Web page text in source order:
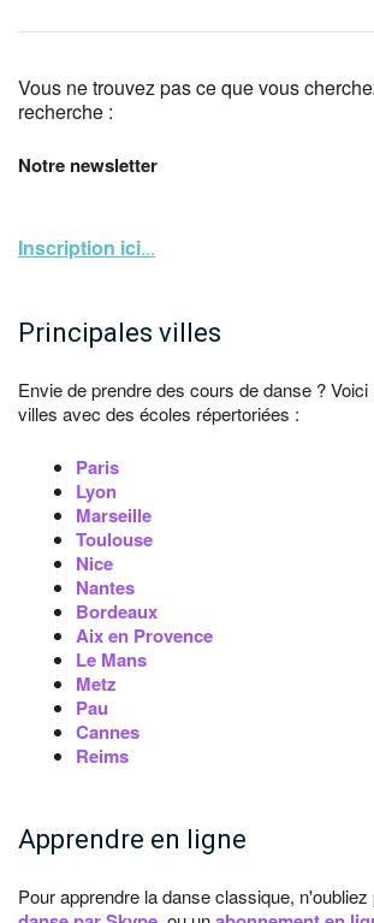
Vous ne trouvez pas ce que vous
recherche :
Notre newsletter
Inscription ici...
Principales villes
Envie de prendre des cours de danse ?
villes avec des écoles répertoriées :
Paris
Lyon
Marseille
Toulouse
Nice
Nantes
Bordeaux
Aix en Provence
Le Mans
Metz
Pau
Cannes
Reims
Apprendre en ligne
Pour apprendre la danse classique, n'oubliez